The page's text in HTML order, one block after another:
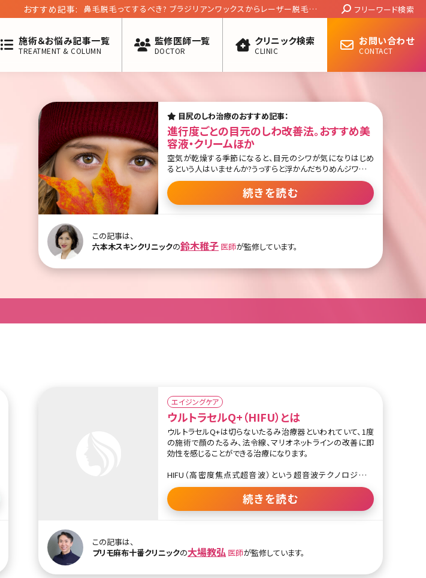
おすすめ記事: 脂肪吸引の経過がよくわかる画像つきブログ10選! Search:
フリーワード検索
施術＆お悩み記事一覧
TREATMENT & COLUMN
監修医師一覧
DOCTOR
クリニック検索
CLINIC
お問い合わせ
CONTACT
目尻のしわ治療のおすすめ記事：
進行度ごとの目元のしわ改善法。おすすめ美
容液・クリームほか
空気が乾燥する季節になると、目元のシワが気になりはじめ
るという人はいませんか?うっすらと浮かんだちりめんジワや深
くくっきりと刻まれたしわが気になって、思い切り笑うことがで
きないという方もいるかもしれませんね。でも、目元のしわは初
期段階でケアを始めれば、深いしわになるのを防ぐことも不可
は 1-2.目の疲れやこんな習慣が原因になることも 2.目元のし
わを改善する方法 2-1.目元のしわを改善するコスメ 2-2.美容
外科でのケア 13.まとめ 1.目元のしわってなぜできるの? カラ
スの足跡とも呼ばれる目元のシワ。笑ったときにできる「ハッピ
続きを読む
この記事は、
六本木スキンクリニックの鈴木稚子 医師が監修しています。
エイジングケア
ウルトラセルQ+（HIFU）とは
ウルトラセルQ+は切らないたるみ治療器といわれていて、1度
の施術で顔のたるみ、法令線、マリオネットラインの改善に即
効性を感じることができる治療になります。
HIFU（高密度焦点式超音波）という超音波テクノロジーで
SMAS筋膜（表情筋層）に熱エネルギーを加えることでSMAS筋
膜を引き締めます。熱エネルギーを与えることによりコラーゲン
やエラスチンを増生するため長期的に効果を持続させ、術直後
数あるHIFU治療器のなかでも痛みが軽減されている機器で、
痛みに弱い方でも安心して施術を受けることができます。
また顎下周辺の治療に特化したヘッドの「リニア」は、脂肪溶解
続きを読む
この記事は、
プリモ麻布十番クリニックの大場教弘 医師が監修しています。